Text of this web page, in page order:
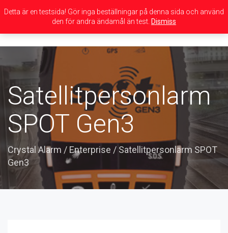
navigation
Satellitpersonlarm
SPOT Gen3
Crystal Alarm / Enterprise / Satellitpersonlarm SPOT
Gen3
Detta är en testsida! Gör inga beställningar på denna sida och använd
den för andra ändamål än test. Dismiss